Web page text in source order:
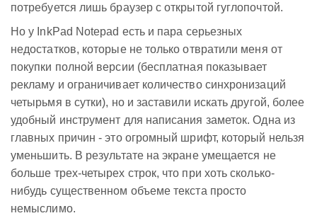
потребуется лишь браузер с открытой гуглопочтой.
Но у InkPad Notepad есть и пара серьезных
недостатков, которые не только отвратили меня от
покупки полной версии (бесплатная показывает
рекламу и ограничивает количество синхронизаций
четырьмя в сутки), но и заставили искать другой, более
удобный инструмент для написания заметок. Одна из
главных причин - это огромный шрифт, который нельзя
уменьшить. В результате на экране умещается не
больше трех-четырех строк, что при хоть сколько-
нибудь существенном объеме текста просто
немыслимо.